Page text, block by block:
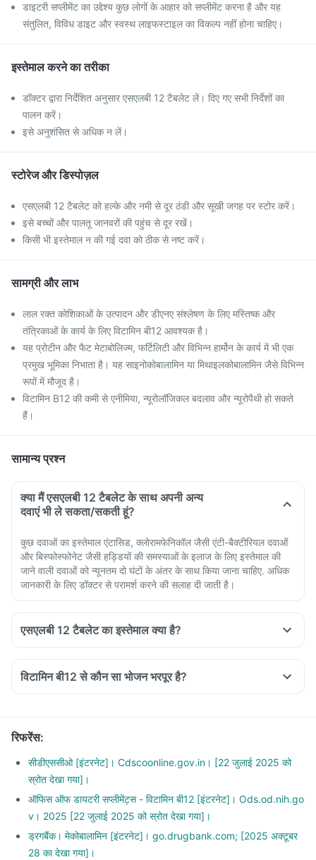
डाइटरी सप्लीमेंट का उद्देश्य कुछ लोगों के आहार को सप्लीमेंट करना है और यह
संतुलित, विविध डाइट और स्वस्थ लाइफस्टाइल का विकल्प नहीं होना चाहिए।
इस्तेमाल करने का तरीका
डॉक्टर द्वारा निर्देशित अनुसार एसएलबी 12 टैबलेट लें। दिए गए सभी निर्देशों का
पालन करें।
इसे अनुशंसित से अधिक न लें।
स्टोरेज और डिस्पोज़ल
एसएलबी 12 टैबलेट को हल्के और नमी से दूर ठंडी और सूखी जगह पर स्टोर करें।
इसे बच्चों और पालतू जानवरों की पहुंच से दूर रखें।
किसी भी इस्तेमाल न की गई दवा को ठीक से नष्ट करें।
सामग्री और लाभ
लाल रक्त कोशिकाओं के उत्पादन और डीएनए संश्लेषण के लिए मस्तिष्क और
तंत्रिकाओं के कार्य के लिए विटामिन बी12 आवश्यक है।
यह प्रोटीन और फैट मेटाबोलिज्म, फर्टिलिटी और विभिन्न हार्मोन के कार्य में भी एक
प्रमुख भूमिका निभाता है। यह साइनोकोबालामिन या मिथाइलकोबालामिन जैसे विभिन्न
रूपों में मौजूद है।
विटामिन B12 की कमी से एनीमिया, न्यूरोलॉजिकल बदलाव और न्यूरोपैथी हो सकते
हैं।
सामान्य प्रश्न
क्या मैं एसएलबी 12 टैबलेट के साथ अपनी अन्य
दवाएं भी ले सकता/सकती हूं?
कुछ दवाओं का इस्तेमाल एंटासिड, क्लोरामफेनिकॉल जैसी एंटी-बैक्टीरियल दवाओं
और बिस्फोस्फोनेट जैसी हड्डियों की समस्याओं के इलाज के लिए इस्तेमाल की
जाने वाली दवाओं को न्यूनतम दो घंटों के अंतर के साथ किया जाना चाहिए. अधिक
जानकारी के लिए डॉक्टर से परामर्श करने की सलाह दी जाती है।
एसएलबी 12 टैबलेट का इस्तेमाल क्या है?
विटामिन बी12 से कौन सा भोजन भरपूर है?
रिफरेंस:
सीडीएससीओ [इंटरनेट]। Cdscoonline.gov.in। [22 जुलाई 2025 को
स्रोत देखा गया]।
ऑफिस ऑफ डायटरी सप्लीमेंट्स - विटामिन बी12 [इंटरनेट]। Ods.od.nih.go
v। 2025 [22 जुलाई 2025 को स्रोत देखा गया]।
ड्रगबैंक। मेकोबालामिन [इंटरनेट]। go.drugbank.com; [2025 अक्टूबर
28 का देखा गया]।